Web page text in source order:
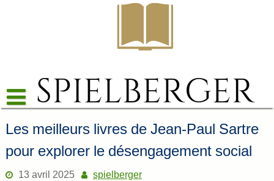
Les meilleurs livres de Jean-Paul Sartre
pour explorer le désengagement social
13 avril 2025 spielberger